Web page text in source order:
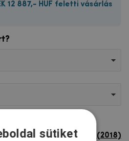
12 887,- HUF feletti vásárlás
Huawei Y5 (2018)
sütiket